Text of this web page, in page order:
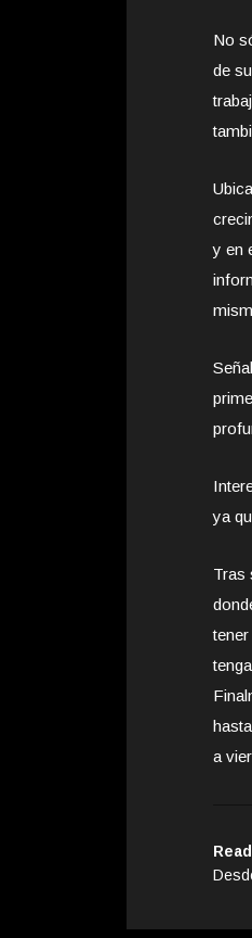
No
de
y en
ya
Tras
a